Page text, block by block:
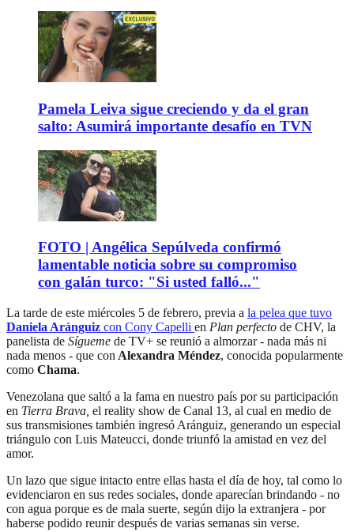
Pamela Leiva sigue creciendo y da el gran
salto: Asumirá importante desafío en TVN
FOTO | Angélica Sepúlveda confirmó
lamentable noticia sobre su compromiso
con galán turco: "Si usted falló..."
La tarde de este miércoles 5 de febrero, previa a la pelea que tuvo
Daniela Aránguiz con Cony Capelli en Plan perfecto de CHV, la
panelista de Sígueme de TV+ se reunió a almorzar - nada más ni
nada menos - que con Alexandra Méndez, conocida popularmente
como Chama.
Venezolana que saltó a la fama en nuestro país por su participación
en Tierra Brava, el reality show de Canal 13, al cual en medio de
sus transmisiones también ingresó Aránguiz, generando un especial
triángulo con Luis Mateucci, donde triunfó la amistad en vez del
amor.
Un lazo que sigue intacto entre ellas hasta el día de hoy, tal como lo
evidenciaron en sus redes sociales, donde aparecían brindando - no
con agua porque es de mala suerte, según dijo la extranjera - por
haberse podido reunir después de varias semanas sin verse.